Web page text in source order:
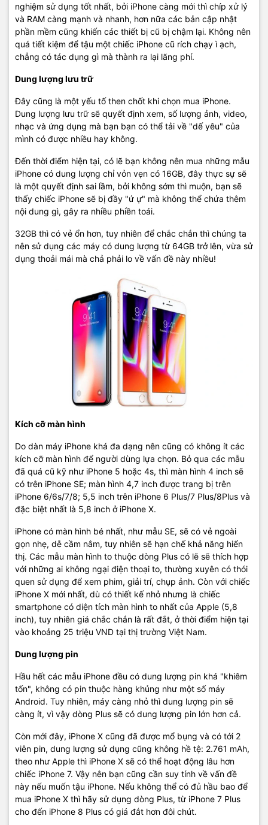
nghiệm sử dụng tốt nhất, bởi iPhone càng mới thì chíp xử lý
và RAM càng mạnh và nhanh, hơn nữa các bản cập nhật
phần mềm cũng khiến các thiết bị cũ bị chậm lại. Không nên
quá tiết kiệm để tậu một chiếc iPhone cũ rích chạy ì ạch,
chẳng có tác dụng gì mà thành ra lại lãng phí.
Dung lượng lưu trữ
Đây cũng là một yếu tố then chốt khi chọn mua iPhone.
Dung lượng lưu trữ sẽ quyết định xem, số lượng ảnh, video,
nhạc và ứng dụng mà bạn bạn có thể tải về "dế yêu" của
mình có được nhiều hay không.
Đến thời điểm hiện tại, có lẽ bạn không nên mua những mẫu
iPhone có dung lượng chỉ vỏn vẹn có 16GB, đây thực sự sẽ
là một quyết định sai lầm, bởi không sớm thì muộn, bạn sẽ
thấy chiếc iPhone sẽ bị đầy "ứ ự" mà không thể chứa thêm
nội dung gì, gây ra nhiều phiền toái.
32GB thì có vẻ ổn hơn, tuy nhiên để chắc chắn thì chúng ta
nên sử dụng các máy có dung lượng từ 64GB trở lên, vừa sử
dụng thoải mái mà chả phải lo về vấn đề này nhiều!
Kích cỡ màn hình
Do dàn máy iPhone khá đa dạng nên cũng có không ít các
kích cỡ màn hình để người dùng lựa chọn. Bỏ qua các mẫu
đã quá cũ kỹ như iPhone 5 hoặc 4s, thì màn hình 4 inch sẽ
có trên iPhone SE; màn hình 4,7 inch được trang bị trên
iPhone 6/6s/7/8; 5,5 inch trên iPhone 6 Plus/7 Plus/8Plus và
đặc biệt nhất là 5,8 inch ở iPhone X.
iPhone có màn hình bé nhất, như mẫu SE, sẽ có vẻ ngoài
gọn nhẹ, dễ cầm nắm, tuy nhiên sẽ hạn chế khả năng hiển
thị. Các mẫu màn hình to thuộc dòng Plus có lẽ sẽ thích hợp
với những ai không ngại điện thoại to, thường xuyên có thói
quen sử dụng để xem phim, giải trí, chụp ảnh. Còn với chiếc
iPhone X mới nhất, dù có thiết kế nhỏ nhưng là chiếc
smartphone có diện tích màn hình to nhất của Apple (5,8
inch), tuy nhiên giá chắc chắn là rất đắt, ở thời điểm hiện tại
vào khoảng 25 triệu VND tại thị trường Việt Nam.
Dung lượng pin
Hầu hết các mẫu iPhone đều có dung lượng pin khá "khiêm
tốn", không có pin thuộc hàng khủng như một số máy
Android. Tuy nhiên, máy càng nhỏ thì dung lượng pin sẽ
càng ít, vì vậy dòng Plus sẽ có dung lượng pin lớn hơn cả.
Còn mới đây, iPhone X cũng đã được mổ bụng và có tới 2
viên pin, dung lượng sử dụng cũng không hề tệ: 2.761 mAh,
theo như Apple thì iPhone X sẽ có thể hoạt động lâu hơn
chiếc iPhone 7. Vậy nên bạn cũng cần suy tính về vấn đề
này nếu muốn tậu iPhone. Nếu không thể có đủ hầu bao để
mua iPhone X thì hãy sử dụng dòng Plus, từ iPhone 7 Plus
cho đến iPhone 8 Plus có giá đắt hơn đôi chút.